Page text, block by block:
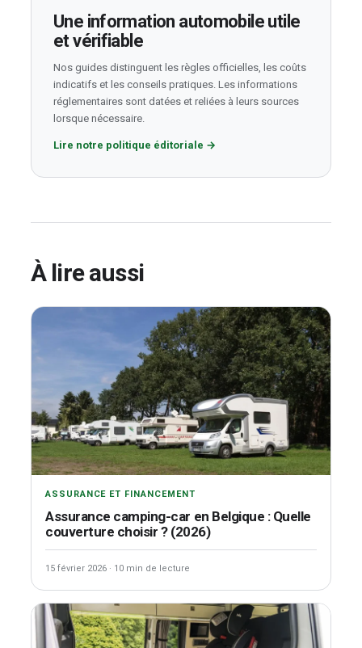
Une information automobile utile
et vérifiable
Nos guides distinguent les règles officielles, les coûts
indicatifs et les conseils pratiques. Les informations
réglementaires sont datées et reliées à leurs sources
lorsque nécessaire.
Lire notre politique éditoriale →
À lire aussi
ASSURANCE ET FINANCEMENT
Assurance camping-car en Belgique : Quelle
couverture choisir ? (2026)
15 février 2026 · 10 min de lecture